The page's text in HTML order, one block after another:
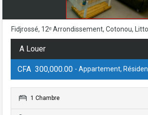
Fidjrossé, 12ᵉ Arrondissement, Cotonou,
A Louer
CFA 300,000.00 - Appartement,
1 Chambre